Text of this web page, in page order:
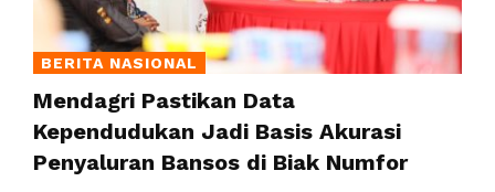
BERITA NASIONAL
Mendagri Pastikan Data
Kependudukan Jadi Basis Akurasi
Penyaluran Bansos di Biak Numfor